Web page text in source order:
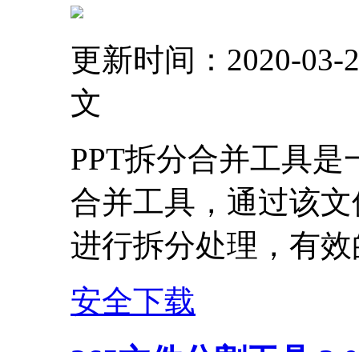
更新时间：2020-03-
文
PPT拆分合并工具是
合并工具，通过该
进行拆分处理，有
安全下载